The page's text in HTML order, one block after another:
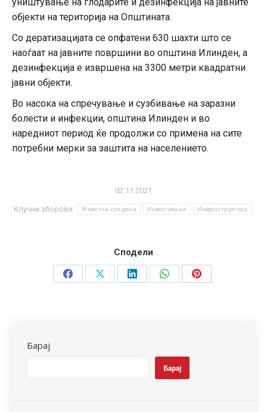
објекти на територија на Општината.
Со дератизацијата се опфатени 630 шахти што се
наоѓаат на јавните површини во општина Илинден, а
дезинфекција е извршена на 3300 метри квадратни
јавни објекти.
Во насока на спречување и сузбивање на заразни
болести и инфекции, општина Илинден и во
наредниот период ќе продолжи со примена на сите
потребни мерки за заштита на населението.
02.11.2021
Клучни зборови: Животна средина Известувања Инфраструктура
Сподели
Share
Share
Share
Share
Share
Барај
Барај